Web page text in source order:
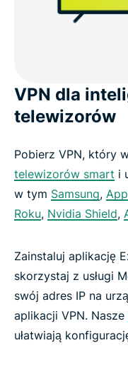
VPN dla
telewizorów
Pobierz VPN, który
telewizorów smart i
w tym Samsung,
Roku, Nvidia Shield,
Zainstaluj aplikację
skorzystaj z usługi
swój adres IP na
aplikacji VPN. Nasze
ułatwiają